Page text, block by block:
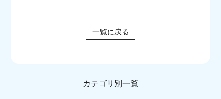
一覧に戻る
カテゴリ別一覧